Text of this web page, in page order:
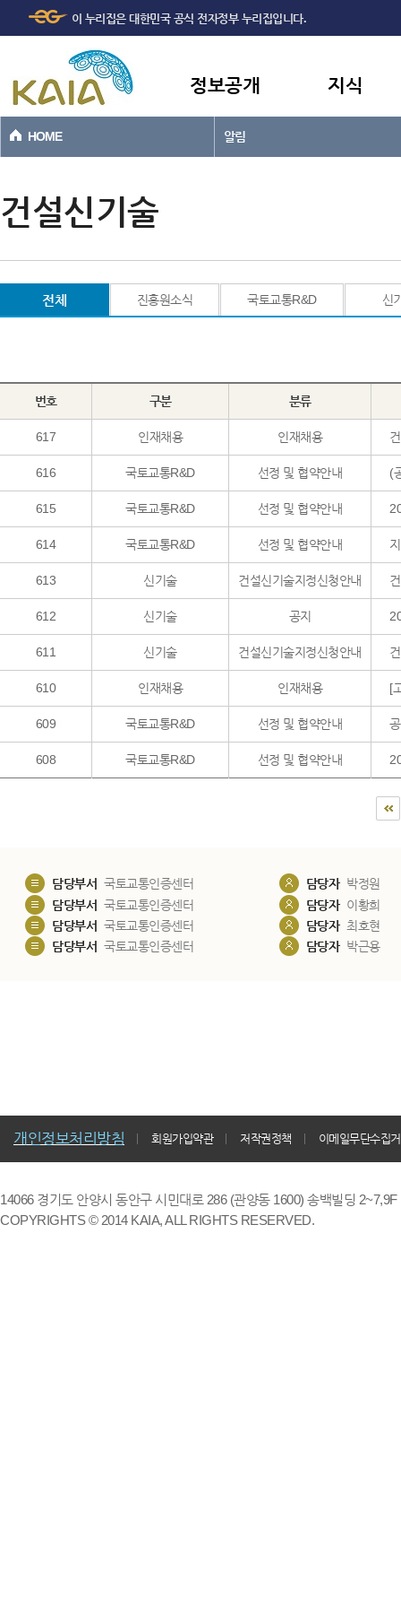
본문바로가기
이 누리집은 대한민국 공식 전자정부 누리집입니다.
정보공개 지식
HOME 알림
건설신기술
전체 진흥원소식 국토교통R&D 신
번호 구분 분류
617 인재채용 인재채용
616 국토교통R&D 선정 및 협약안내 (
615 국토교통R&D 선정 및 협약안내
614 국토교통R&D 선정 및 협약안내
613 신기술 건설신기술지정신청안내
612 신기술 공지
611 신기술 건설신기술지정신청안내
610 인재채용 인재채용 [
609 국토교통R&D 선정 및 협약안내
608 국토교통R&D 선정 및 협약안내
담당부서 국토교통인증센터 담당자 박정원
담당부서 국토교통인증센터 담당자 이황희
담당부서 국토교통인증센터 담당자 최호현
담당부서 국토교통인증센터 담당자 박근용
개인정보처리방침 회원가입약관 저작권정책 이메일무단수집
14066 경기도 안양시 동안구 시민대로 286 (관양동 1600) 송백빌딩
COPYRIGHTS © 2014 KAIA, ALL RIGHTS RESERVED.